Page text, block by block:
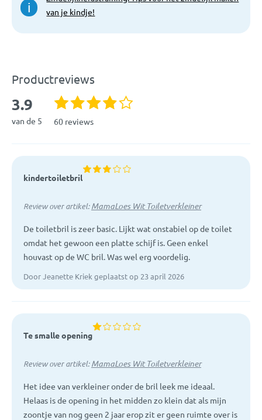
i
van je kindje!
Productreviews
3.9
van de 5 60 reviews
kindertoiletbril
Review over artikel:MamaLoes Wit Toiletverkleiner
De toiletbril is zeer basic. Lijkt wat onstabiel op de toilet
omdat het gewoon een platte schijf is. Geen enkel
houvast op de WC bril. Was wel erg voordelig.
Door Jeanette Kriek geplaatst op 23 april 2026
Te smalle opening
Review over artikel:MamaLoes Wit Toiletverkleiner
Het idee van verkleiner onder de bril leek me ideaal.
Helaas is de opening in het midden zo klein dat als mijn
zoontje van nog geen 2 jaar erop zit er geen ruimte over is